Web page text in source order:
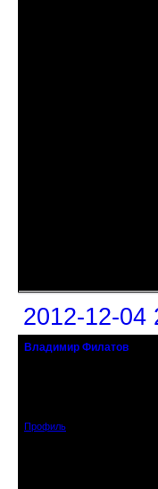
2012-12-04
Владимир Филатов
Профиль